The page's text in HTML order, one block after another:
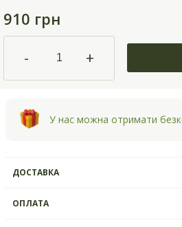
910 грн
- +
У нас можна отримати
ДОСТАВКА
ОПЛАТА